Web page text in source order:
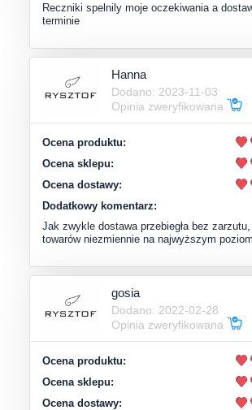
Reczniki spelnily moje oczekiwania a
terminie
Hanna
Dodano: 2023-11-03
Opinia zweryfikowana
Ocena produktu:
Ocena sklepu:
Ocena dostawy:
Dodatkowy komentarz:
Jak zwykle dostawa przebiegła bez
towarów niezmiennie na najwyższym
gosia
Dodano: 2022-02-28
Opinia zweryfikowana
Ocena produktu:
Ocena sklepu:
Ocena dostawy: